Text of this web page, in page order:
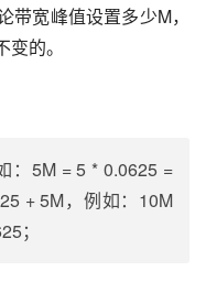
宽峰值设置多少M，
的。
：5M = 5 * 0.0625 =
+ 5M，例如：10M
；